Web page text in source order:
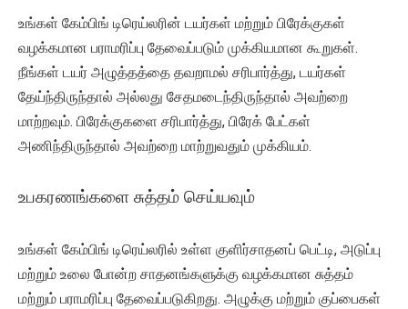
உங்கள் கேம்பிங் டிரெய்லரின் டயர்கள் மற்றும் பிரேக்குகள்
வழக்கமான பராமரிப்பு தேவைப்படும் முக்கியமான கூறுகள்.
நீங்கள் டயர் அழுத்தத்தை தவறாமல் சரிபார்த்து, டயர்கள்
தேய்ந்திருந்தால் அல்லது சேதமடைந்திருந்தால் அவற்றை
மாற்றவும். பிரேக்குகளை சரிபார்த்து, பிரேக் பேட்கள்
அணிந்திருந்தால் அவற்றை மாற்றுவதும் முக்கியம்.
உபகரணங்களை சுத்தம் செய்யவும்
உங்கள் கேம்பிங் டிரெய்லரில் உள்ள குளிர்சாதனப் பெட்டி, அடுப்பு
மற்றும் உலை போன்ற சாதனங்களுக்கு வழக்கமான சுத்தம்
மற்றும் பராமரிப்பு தேவைப்படுகிறது. அழுக்கு மற்றும் குப்பைகள்